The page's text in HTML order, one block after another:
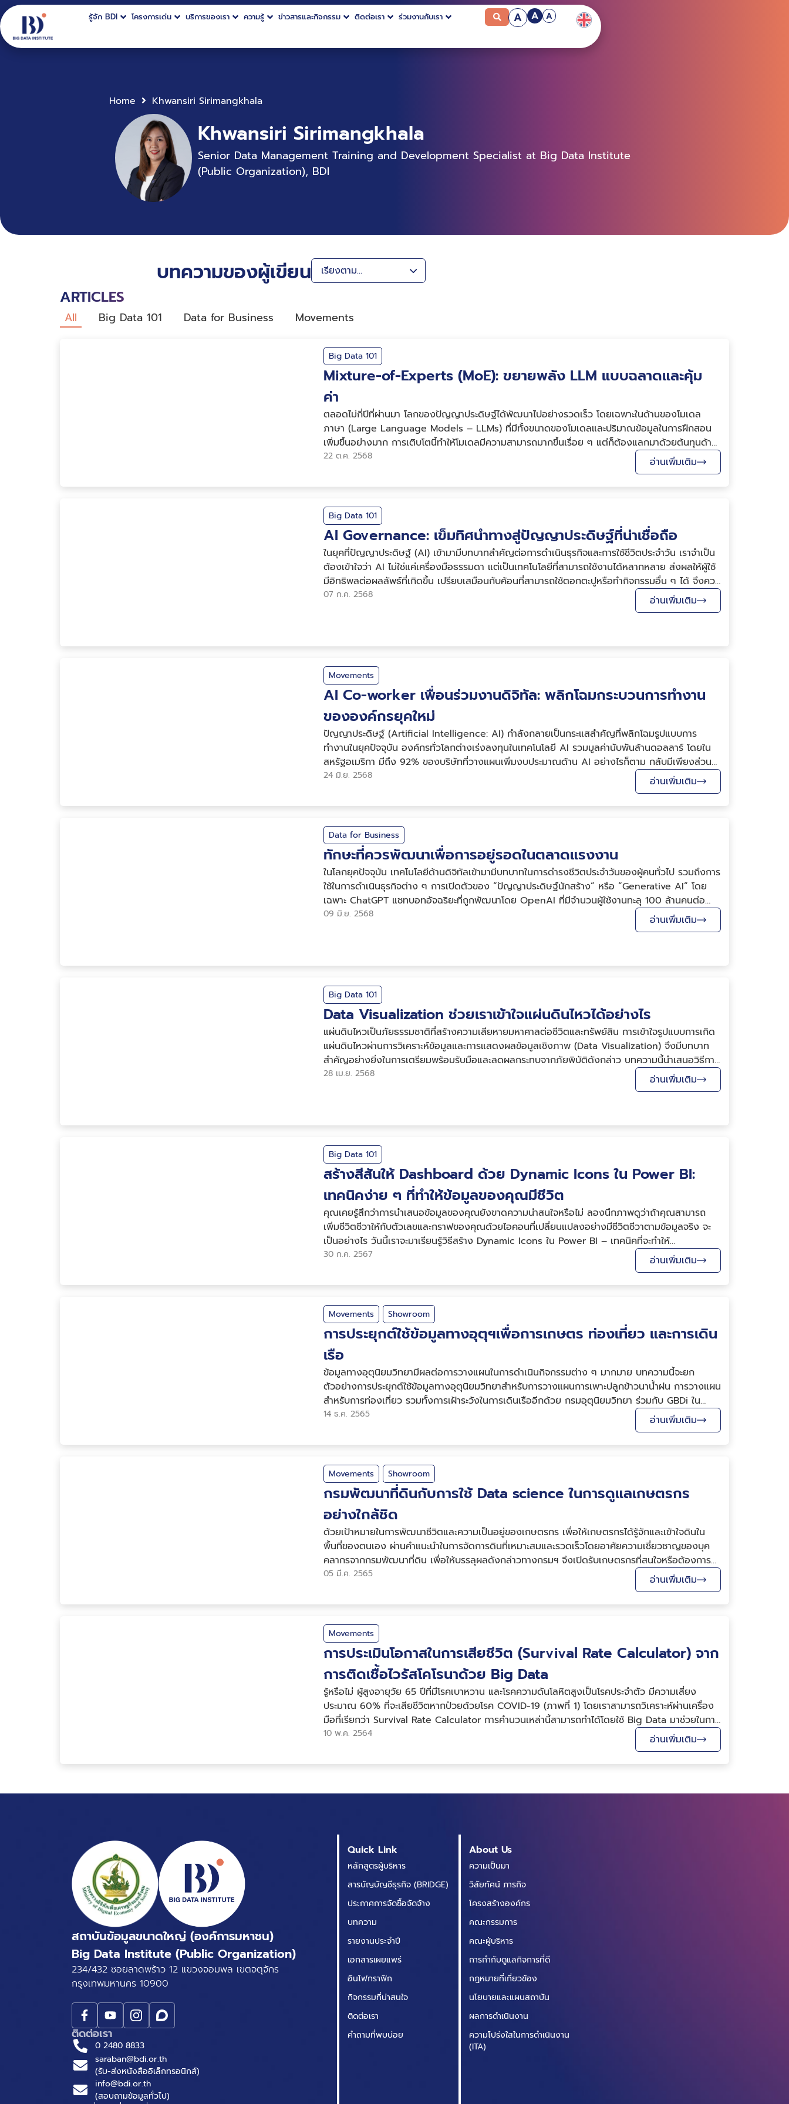
รู้จัก BDI โครงการเด่น บริการของเรา ความรู้ ข่าวสารและกิจกรรม ติดต่อเรา ร่วมงานกับเรา A A A
Home Khwansiri Sirimangkhala
Khwansiri Sirimangkhala
Senior Data Management Training and Development Specialist at Big Data Institute
(Public Organization), BDI
บทความของผู้เขียน
ARTICLES
All Big Data 101 Data for Business Movements
Big Data 101
Mixture-of-Experts (MoE): ขยายพลัง LLM แบบฉลาดและคุ้ม
ค่า
ตลอดไม่กี่ปีที่ผ่านมา โลกของปัญญาประดิษฐ์ได้พัฒนาไปอย่างรวดเร็ว โดยเฉพาะในด้านของโมเดล
ภาษา (Large Language Models – LLMs) ที่มีทั้งขนาดของโมเดลและปริมาณข้อมูลในการฝึกสอน
เพิ่มขึ้นอย่างมาก การเติบโตนี้ทำให้โมเดลมีความสามารถมากขึ้นเรื่อย ๆ แต่ก็ต้องแลกมาด้วยต้นทุนด้าน
การประมวลผลที่สูงขึ้นตามไปด้วย...
22 ต.ค. 2568 อ่านเพิ่มเติม
Big Data 101
AI Governance: เข็มทิศนำทางสู่ปัญญาประดิษฐ์ที่น่าเชื่อถือ
ในยุคที่ปัญญาประดิษฐ์ (AI) เข้ามามีบทบาทสำคัญต่อการดำเนินธุรกิจและการใช้ชีวิตประจำวัน เราจำเป็น
ต้องเข้าใจว่า AI ไม่ใช่แค่เครื่องมือธรรมดา แต่เป็นเทคโนโลยีที่สามารถใช้งานได้หลากหลาย ส่งผลให้ผู้ใช้
มีอิทธิพลต่อผลลัพธ์ที่เกิดขึ้น เปรียบเสมือนกับค้อนที่สามารถใช้ตอกตะปูหรือทำกิจกรรมอื่น ๆ ได้ จึงควร
เตรียม...
07 ก.ค. 2568 อ่านเพิ่มเติม
Movements
AI Co-worker เพื่อนร่วมงานดิจิทัล: พลิกโฉมกระบวนการทำงาน
ขององค์กรยุคใหม่
ปัญญาประดิษฐ์ (Artificial Intelligence: AI) กำลังกลายเป็นกระแสสำคัญที่พลิกโฉมรูปแบบการ
ทำงานในยุคปัจจุบัน องค์กรทั่วโลกต่างเร่งลงทุนในเทคโนโลยี AI รวมมูลค่านับพันล้านดอลลาร์ โดยใน
สหรัฐอเมริกา มีถึง 92% ของบริษัทที่วางแผนเพิ่มงบประมาณด้าน AI อย่างไรก็ตาม กลับมีเพียงส่วน
น้อยที่เชื่อมั่นว่าบริษัทของตนมี...
24 มิ.ย. 2568 อ่านเพิ่มเติม
Data for Business
ทักษะที่ควรพัฒนาเพื่อการอยู่รอดในตลาดแรงงาน
ในโลกยุคปัจจุบัน เทคโนโลยีด้านดิจิทัลเข้ามามีบทบาทในการดำรงชีวิตประจำวันของผู้คนทั่วไป รวมถึงการ
ใช้ในการดำเนินธุรกิจต่าง ๆ การเปิดตัวของ “ปัญญาประดิษฐ์นักสร้าง” หรือ “Generative AI” โดย
เฉพาะ ChatGPT แชทบอทอัจฉริยะที่ถูกพัฒนาโดย OpenAI ที่มีจำนวนผู้ใช้งานทะลุ 100 ล้านคนต่อ
เดือนภายในเวลาหลังเปิดตัวเพี...
09 มิ.ย. 2568 อ่านเพิ่มเติม
Big Data 101
Data Visualization ช่วยเราเข้าใจแผ่นดินไหวได้อย่างไร
แผ่นดินไหวเป็นภัยธรรมชาติที่สร้างความเสียหายมหาศาลต่อชีวิตและทรัพย์สิน การเข้าใจรูปแบบการเกิด
แผ่นดินไหวผ่านการวิเคราะห์ข้อมูลและการแสดงผลข้อมูลเชิงภาพ (Data Visualization) จึงมีบทบาท
สำคัญอย่างยิ่งในการเตรียมพร้อมรับมือและลดผลกระทบจากภัยพิบัติดังกล่าว บทความนี้นำเสนอวิธีการ
ใช้ Data Visualization เพื่...
28 เม.ย. 2568 อ่านเพิ่มเติม
Big Data 101
สร้างสีสันให้ Dashboard ด้วย Dynamic Icons ใน Power BI:
เทคนิคง่าย ๆ ที่ทำให้ข้อมูลของคุณมีชีวิต
คุณเคยรู้สึกว่าการนำเสนอข้อมูลของคุณยังขาดความน่าสนใจหรือไม่ ลองนึกภาพดูว่าถ้าคุณสามารถ
เพิ่มชีวิตชีวาให้กับตัวเลขและกราฟของคุณด้วยไอคอนที่เปลี่ยนแปลงอย่างมีชีวิตชีวาตามข้อมูลจริง จะ
เป็นอย่างไร วันนี้เราจะมาเรียนรู้วิธีสร้าง Dynamic Icons ใน Power BI – เทคนิคที่จะทำให้
Dashboard ของคุณโดดเด่น ส...
30 ก.ค. 2567 อ่านเพิ่มเติม
Movements Showroom
การประยุกต์ใช้ข้อมูลทางอุตุฯเพื่อการเกษตร ท่องเที่ยว และการเดิน
เรือ
ข้อมูลทางอุตุนิยมวิทยามีผลต่อการวางแผนในการดำเนินกิจกรรมต่าง ๆ มากมาย บทความนี้จะยก
ตัวอย่างการประยุกต์ใช้ข้อมูลทางอุตุนิยมวิทยาสำหรับการวางแผนการเพาะปลูกข้าวนาน้ำฝน การวางแผน
สำหรับการท่องเที่ยว รวมทั้งการเฝ้าระวังในการเดินเรืออีกด้วย กรมอุตุนิยมวิทยา ร่วมกับ GBDi ใน
การนำข้อมูล Big Data ทางอุตุนิยมวิ...
14 ธ.ค. 2565 อ่านเพิ่มเติม
Movements Showroom
กรมพัฒนาที่ดินกับการใช้ Data science ในการดูแลเกษตรกร
อย่างใกล้ชิด
ด้วยเป้าหมายในการพัฒนาชีวิตและความเป็นอยู่ของเกษตรกร เพื่อให้เกษตรกรได้รู้จักและเข้าใจดินใน
พื้นที่ของตนเอง ผ่านคำแนะนำในการจัดการดินที่เหมาะสมและรวดเร็วโดยอาศัยความเชี่ยวชาญของบุค
คลากรจากกรมพัฒนาที่ดิน เพื่อให้บรรลุผลดังกล่าวทางกรมฯ จึงเปิดรับเกษตรกรที่สนใจหรือต้องการ
รับความช่วยเหลือผ่านโครงการที่ชื...
05 มี.ค. 2565 อ่านเพิ่มเติม
Movements
การประเมินโอกาสในการเสียชีวิต (Survival Rate Calculator) จาก
การติดเชื้อไวรัสโคโรนาด้วย Big Data
รู้หรือไม่ ผู้สูงอายุวัย 65 ปีที่มีโรคเบาหวาน และโรคความดันโลหิตสูงเป็นโรคประจำตัว มีความเสี่ยง
ประมาณ 60% ที่จะเสียชีวิตหากป่วยด้วยโรค COVID-19 (ภาพที่ 1) โดยเราสามารถวิเคราะห์ผ่านเครื่อง
มือที่เรียกว่า Survival Rate Calculator การคำนวนเหล่านี้สามารถทำได้โดยใช้ Big Data มาช่วยในการ
พยากรณ์โอกาสในการเส...
10 พ.ค. 2564 อ่านเพิ่มเติม
สถาบันข้อมูลขนาดใหญ่ (องค์การมหาชน)
Big Data Institute (Public Organization)
234/432 ซอยลาดพร้าว 12 แขวงจอมพล เขตจตุจักร
กรุงเทพมหานคร 10900
ติดต่อเรา
0 2480 8833
saraban@bdi.or.th
(รับ-ส่งหนังสืออิเล็กทรอนิกส์)
info@bdi.or.th
(สอบถามข้อมูลทั่วไป)
Quick Link
หลักสูตรผู้บริหาร
สารบัญบัญชีธุรกิจ (BRIDGE)
ประกาศการจัดซื้อจัดจ้าง
บทความ
รายงานประจำปี
เอกสารเผยแพร่
อินโฟกราฟิก
กิจกรรมที่น่าสนใจ
ติดต่อเรา
คำถามที่พบบ่อย
About Us
ความเป็นมา
วิสัยทัศน์ ภารกิจ
โครงสร้างองค์กร
คณะกรรมการ
คณะผู้บริหาร
การกำกับดูแลกิจการที่ดี
กฎหมายที่เกี่ยวข้อง
นโยบายและแผนสถาบัน
ผลการดำเนินงาน
ความโปร่งใสในการดำเนินงาน
(ITA)